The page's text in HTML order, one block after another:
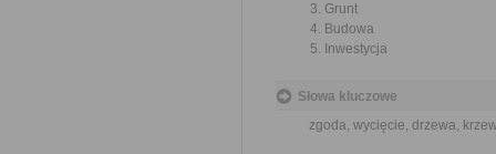
Grunt
Budowa
Inwestycja
Słowa kluczowe
zgoda, wycięcie, drzewa,